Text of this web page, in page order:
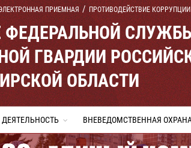
ПРИЕМНАЯ ПРОТИВОДЕЙСТВИЕ КОРРУПЦИИ
ФЕДЕРАЛЬНОЙ
ГВАРДИИ
ОБЛАСТИ
ДЕЯТЕЛЬНОСТЬ ВНЕВЕДОМСТВЕННАЯ